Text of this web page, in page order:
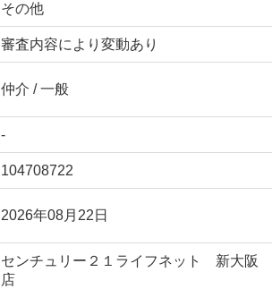
その他
審査内容により変動あり
仲介 / 一般
-
104708722
2026年08月22日
センチュリー２１ライフネット 新大阪
店